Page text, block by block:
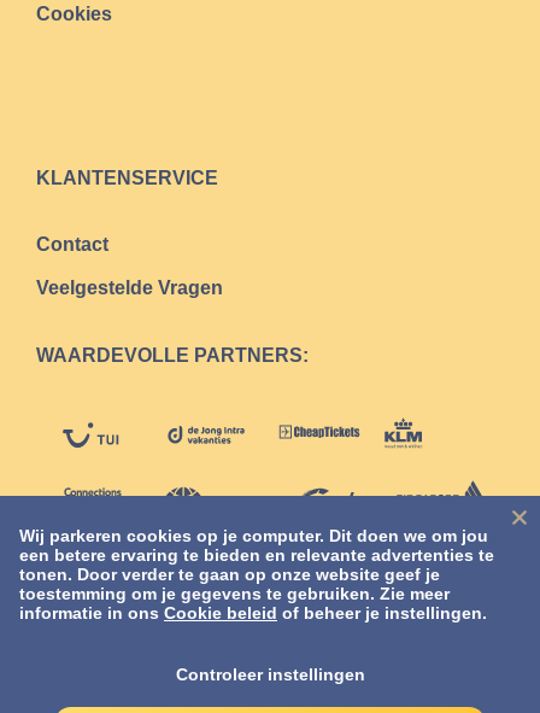
Cookies
KLANTENSERVICE
Contact
Veelgestelde Vragen
WAARDEVOLLE PARTNERS:
Wij parkeren cookies op je computer. Dit doen we om jou
een betere ervaring te bieden en relevante advertenties te
tonen. Door verder te gaan op onze website geef je
toestemming om je gegevens te gebruiken. Zie meer
informatie in ons Cookie beleid of beheer je instellingen.
Controleer instellingen